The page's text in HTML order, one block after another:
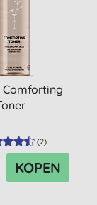
Comforting
(2)
KOPEN